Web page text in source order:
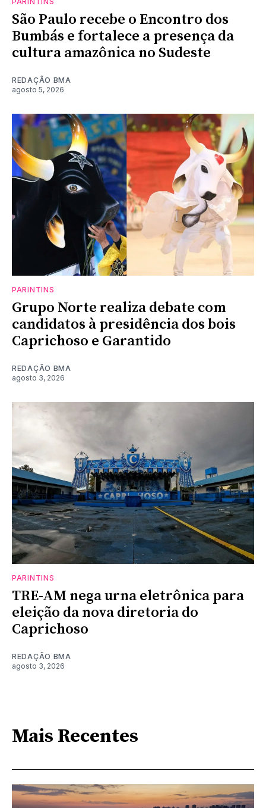
São Paulo recebe o Encontro dos
Bumbás e fortalece a presença da
cultura amazônica no Sudeste
REDAÇÃO BMA
agosto 5, 2026
PARINTINS
Grupo Norte realiza debate com
candidatos à presidência dos bois
Caprichoso e Garantido
REDAÇÃO BMA
agosto 3, 2026
PARINTINS
TRE-AM nega urna eletrônica para
eleição da nova diretoria do
Caprichoso
REDAÇÃO BMA
agosto 3, 2026
Mais Recentes